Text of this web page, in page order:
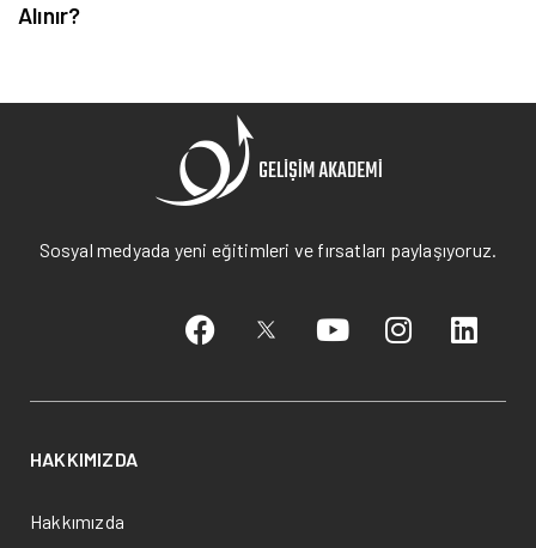
Alınır?
Sosyal medyada yeni eğitimleri ve fırsatları paylaşıyoruz.
HAKKIMIZDA
Hakkımızda